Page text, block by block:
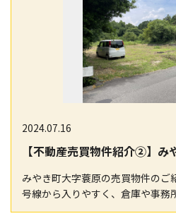
2024.07.16
【不動産売買物件紹介②】み
みやき町大字蓑原の売買物件のご紹介です ３１６
号線から入りやすく、倉庫や事務
メです 詳しくは以下アットホ